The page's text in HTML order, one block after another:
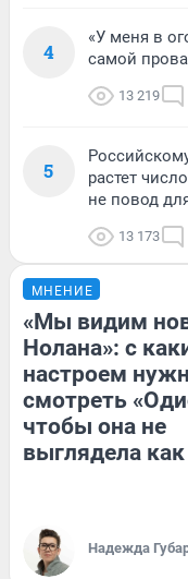
4
«У меня в
самой
13 219
5
растет
не повод
13 173
МНЕНИЕ
«Мы видим
Нолана»: с
настроем
смотреть
чтобы она не
выглядела
Надежда